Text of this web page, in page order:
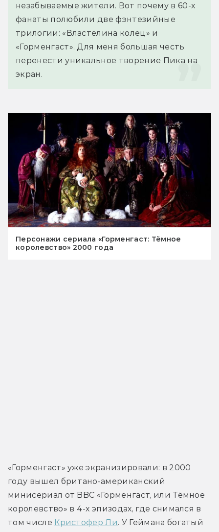
незабываемые жители. Вот почему в 60-х
фанаты полюбили две фэнтезийные
трилогии: «Властелина колец» и
«Горменгаст». Для меня большая честь
перенести уникальное творение Пика на
экран.
Персонажи сериала «Горменгаст: Тёмное
королевство» 2000 года
«Горменгаст» уже экранизировали: в 2000
году вышел британо-американский
минисериал от BBC «Горменгаст, или Тёмное
королевство» в 4-х эпизодах, где снимался в
том числе Кристофер Ли. У Геймана богатый